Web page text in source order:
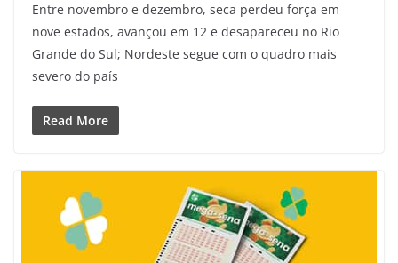
Entre novembro e dezembro, seca perdeu força em
nove estados, avançou em 12 e desapareceu no Rio
Grande do Sul; Nordeste segue com o quadro mais
severo do país
Read More